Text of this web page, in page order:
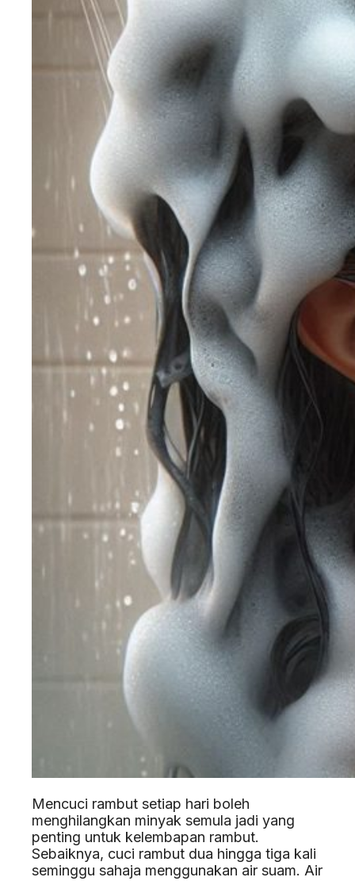
Mencuci rambut setiap hari boleh
menghilangkan minyak semula jadi yang
penting untuk kelembapan rambut.
Sebaiknya, cuci rambut dua hingga tiga kali
seminggu sahaja menggunakan air suam. Air